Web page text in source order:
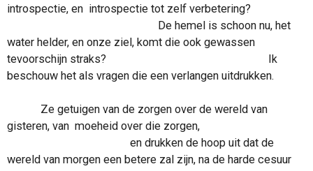
introspectie, en introspectie tot zelf verbetering?
De hemel is schoon nu, het
water helder, en onze ziel, komt die ook gewassen
tevoorschijn straks? Ik
beschouw het als vragen die een verlangen uitdrukken.
Ze getuigen van de zorgen over de wereld van
gisteren, van moeheid over die zorgen,
en drukken de hoop uit dat de
wereld van morgen een betere zal zijn, na de harde cesuur